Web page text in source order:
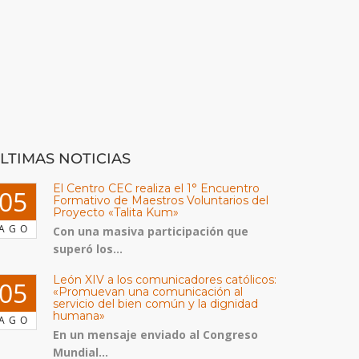
NOTICIAS
El Centro CEC realiza el 1° Encuentro
Formativo de Maestros Voluntarios del
Proyecto «Talita Kum»
Con una masiva participación que
superó los...
León XIV a los comunicadores católicos:
«Promuevan una comunicación al
servicio del bien común y la dignidad
humana»
En un mensaje enviado al Congreso
Mundial...